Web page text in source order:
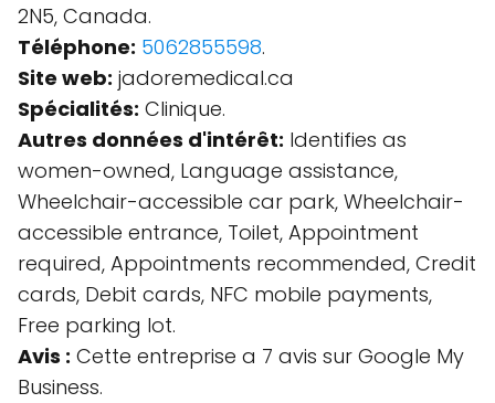
2N5, Canada.
Téléphone: 5062855598.
Site web: jadoremedical.ca
Spécialités: Clinique.
Autres données d'intérêt: Identifies as
women-owned, Language assistance,
Wheelchair-accessible car park, Wheelchair-
accessible entrance, Toilet, Appointment
required, Appointments recommended, Credit
cards, Debit cards, NFC mobile payments,
Free parking lot.
Avis : Cette entreprise a 7 avis sur Google My
Business.